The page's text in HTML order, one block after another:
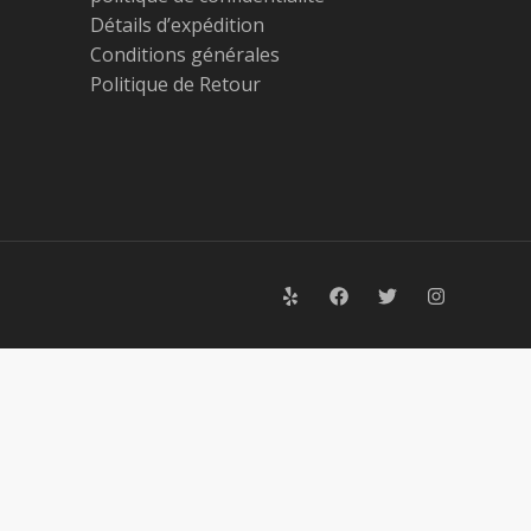
Détails d’expédition
Conditions générales
Politique de Retour